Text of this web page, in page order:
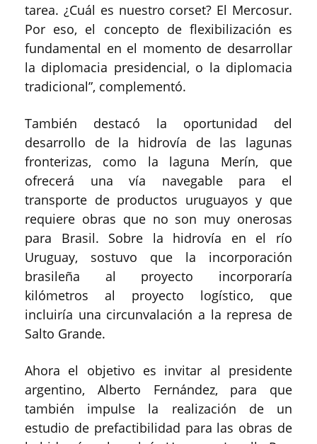
tarea. ¿Cuál es nuestro corset? El Mercosur.
Por eso, el concepto de flexibilización es
fundamental en el momento de desarrollar
la diplomacia presidencial, o la diplomacia
tradicional”, complementó.
También destacó la oportunidad del
desarrollo de la hidrovía de las lagunas
fronterizas, como la laguna Merín, que
ofrecerá una vía navegable para el
transporte de productos uruguayos y que
requiere obras que no son muy onerosas
para Brasil. Sobre la hidrovía en el río
Uruguay, sostuvo que la incorporación
brasileña al proyecto incorporaría
kilómetros al proyecto logístico, que
incluiría una circunvalación a la represa de
Salto Grande.
Ahora el objetivo es invitar al presidente
argentino, Alberto Fernández, para que
también impulse la realización de un
estudio de prefactibilidad para las obras de